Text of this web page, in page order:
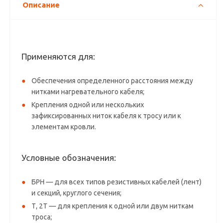
Описание
Применяются для:
Обеспечения определенного расстояния между
нитками нагревательного кабеля;
Крепления одной или нескольких
зафиксированных ниток кабеля к тросу или к
элементам кровли.
Условные обозначения:
БРН — для всех типов резистивных кабелей (лент)
и секций, круглого сечения;
Т, 2Т — для крепления к одной или двум ниткам
троса;